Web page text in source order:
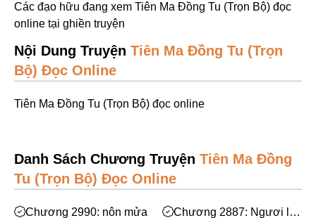
Cường Thủ Hào Đoạt
Trinh Thám
Ngược Luyến Tàn Tâm
Các đạo hữu đang xem Tiên Ma Đồng Tu (Trọn Bộ) đọc
online tại ghiền truyện
Nội Dung Truyện Tiên Ma Đồng Tu (Trọn
Bộ) Đọc Online
Tiên Ma Đồng Tu (Trọn Bộ) đọc online
Danh Sách Chương Truyện Tiên Ma Đồng
Tu (Trọn Bộ) Đọc Online
Chương 2990: nôn mửa Chương 2887: Ngươi là